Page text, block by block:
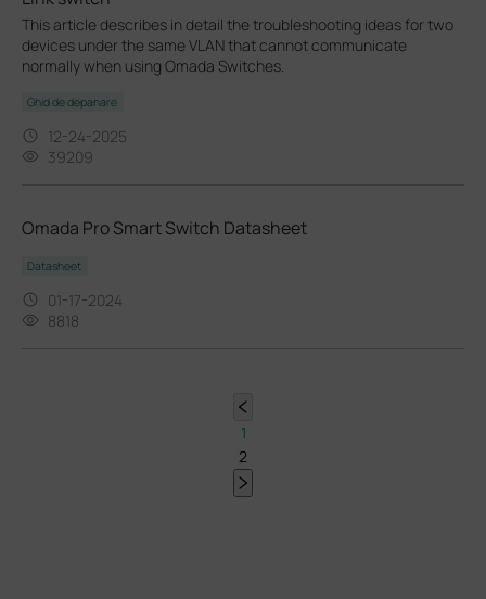
This article describes in detail the troubleshooting ideas for two
devices under the same VLAN that cannot communicate
normally when using Omada Switches.
Ghid de depanare
12-24-2025
39209
Omada Pro Smart Switch Datasheet
Datasheet
01-17-2024
8818
1
2